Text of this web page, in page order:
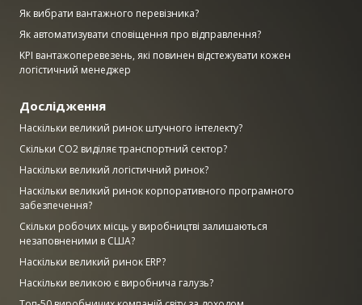
Як вибрати вантажного перевізника?
Як автоматизувати сповіщення про відправлення?
KPI вантажоперевезень, які повинен відстежувати кожен
логістичний менеджер
Дослідження
Наскільки великий ринок штучного інтелекту?
Скільки CO2 виділяє транспортний сектор?
Наскільки великий логістичний ринок?
Наскільки великий ринок корпоративного програмного
забезпечення?
Скільки робочих місць у виробництві залишаються
незаповненими в США?
Наскільки великий ринок ERP?
Наскільки великою є виробнича галузь?